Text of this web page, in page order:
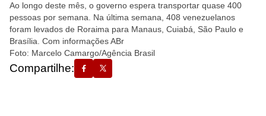
Ao longo deste mês, o governo espera transportar quase 400
pessoas por semana. Na última semana, 408 venezuelanos
foram levados de Roraima para Manaus, Cuiabá, São Paulo e
Brasília. Com informações ABr
Foto: Marcelo Camargo/Agência Brasil
Compartilhe: